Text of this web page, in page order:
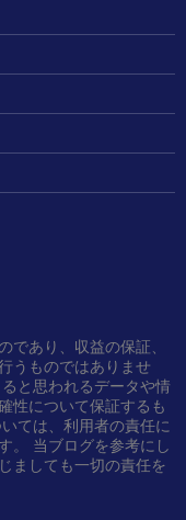
であり、収益の保証、
うものではありませ
と思われるデータや情
性について保証するも
ては、利用者の責任に
。 当ブログを参考にし
ましても一切の責任を